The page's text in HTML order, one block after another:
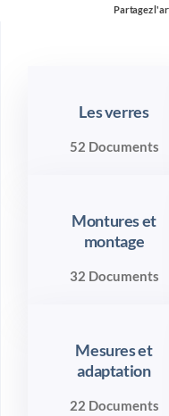
Partagez
Les verres
52 Documents
Montures et
montage
32 Documents
Mesures et
adaptation
22 Documents